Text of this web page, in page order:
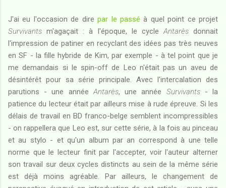
J'ai eu l'occasion de direpar le passé à quel point ce projet
Survivants m'agaçait : à l'époque, le cycle Antarèsdonnait
l'impression de patiner en recyclant des idées pas très neuves
en SF - la fille hybride de Kim, par exemple - à tel point que je
me demandais si le spin-off de Leo n'était pas un aveu de
désintérêt pour sa série principale. Avec l'intercalation des
parutions - une année Antarès, une année Survivants- la
patience du lecteur était par ailleurs mise à rude épreuve. Si les
délais de travail en BD franco-belge semblent incompressibles
- on rappellera que Leo est, sur cette série, à la fois au pinceau
et au stylo - et qu'un album par an correspond à une telle
norme que le lecteur finit par l'accepter, voir l'auteur alterner
son travail sur deux cycles distincts au sein de la même série
est déjà moins agréable. Par ailleurs, le changement de